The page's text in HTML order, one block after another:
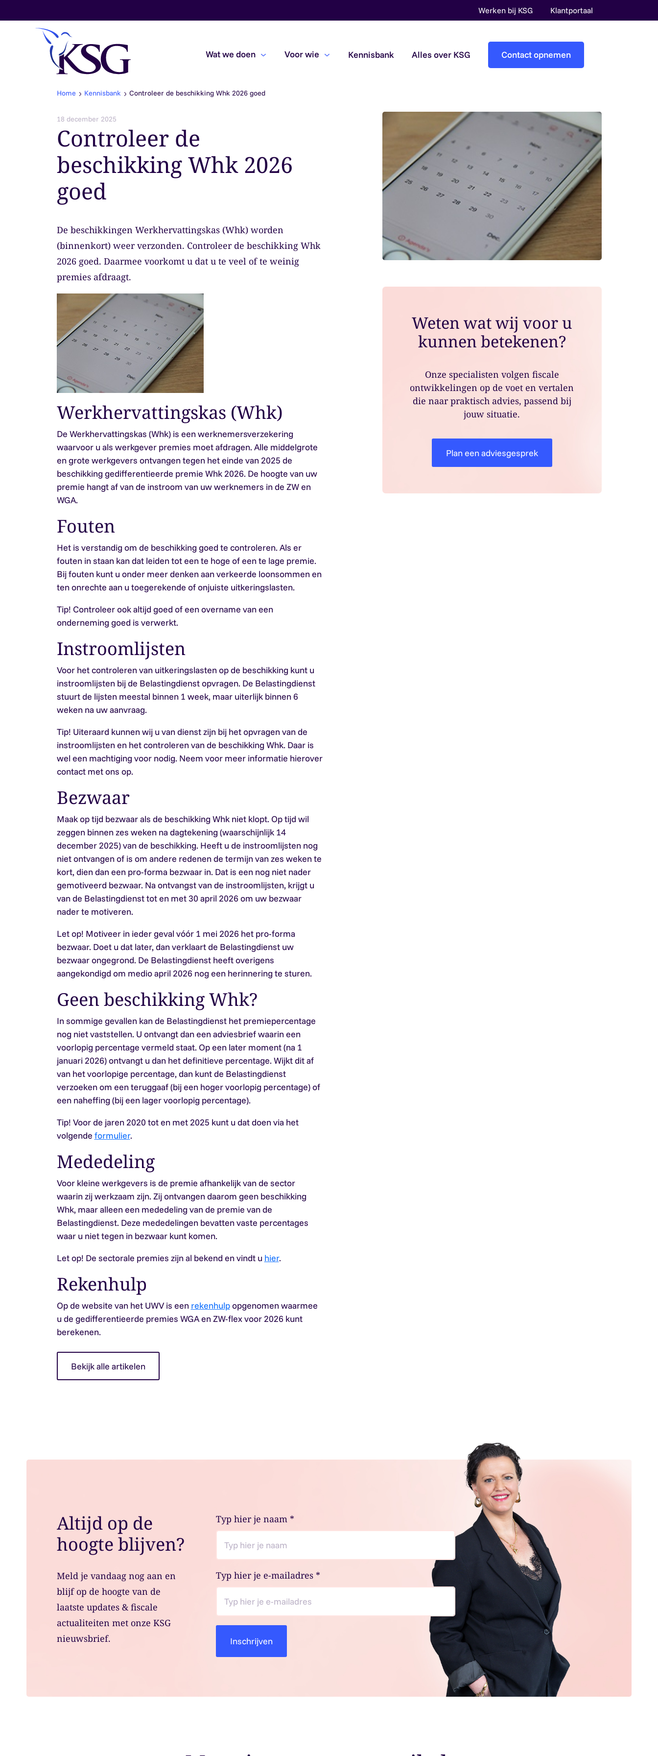
Werken bij KSG Klantportaal
Wat we doen
Belastingadvies
Payroll & Loonadvies
Accountancy & Bedrijfsadvies
Pre-audit services
Overheidsaccountants
Voor wie Kennisbank Alles over KSG Contact opnemen
Home Kennisbank Controleer de beschikking Whk 2026 goed
18 december 2025
Controleer de
beschikking Whk 2026
goed
De beschikkingen Werkhervattingskas (Whk) worden
(binnenkort) weer verzonden. Controleer de beschikking Whk
2026 goed. Daarmee voorkomt u dat u te veel of te weinig
premies afdraagt.
Werkhervattingskas (Whk)
De Werkhervattingskas (Whk) is een werknemersverzekering
waarvoor u als werkgever premies moet afdragen. Alle middelgrote
en grote werkgevers ontvangen tegen het einde van 2025 de
beschikking gedifferentieerde premie Whk 2026. De hoogte van uw
premie hangt af van de instroom van uw werknemers in de ZW en
WGA.
Fouten
Het is verstandig om de beschikking goed te controleren. Als er
fouten in staan kan dat leiden tot een te hoge of een te lage premie.
Bij fouten kunt u onder meer denken aan verkeerde loonsommen en
ten onrechte aan u toegerekende of onjuiste uitkeringslasten.
Tip! Controleer ook altijd goed of een overname van een
onderneming goed is verwerkt.
Instroomlijsten
Voor het controleren van uitkeringslasten op de beschikking kunt u
instroomlijsten bij de Belastingdienst opvragen. De Belastingdienst
stuurt de lijsten meestal binnen 1 week, maar uiterlijk binnen 6
weken na uw aanvraag.
Tip! Uiteraard kunnen wij u van dienst zijn bij het opvragen van de
instroomlijsten en het controleren van de beschikking Whk. Daar is
wel een machtiging voor nodig. Neem voor meer informatie hierover
contact met ons op.
Bezwaar
Maak op tijd bezwaar als de beschikking Whk niet klopt. Op tijd wil
zeggen binnen zes weken na dagtekening (waarschijnlijk 14
december 2025) van de beschikking. Heeft u de instroomlijsten nog
niet ontvangen of is om andere redenen de termijn van zes weken te
kort, dien dan een pro-forma bezwaar in. Dat is een nog niet nader
gemotiveerd bezwaar. Na ontvangst van de instroomlijsten, krijgt u
van de Belastingdienst tot en met 30 april 2026 om uw bezwaar
nader te motiveren.
Let op! Motiveer in ieder geval vóór 1 mei 2026 het pro-forma
bezwaar. Doet u dat later, dan verklaart de Belastingdienst uw
bezwaar ongegrond. De Belastingdienst heeft overigens
aangekondigd om medio april 2026 nog een herinnering te sturen.
Geen beschikking Whk?
In sommige gevallen kan de Belastingdienst het premiepercentage
nog niet vaststellen. U ontvangt dan een adviesbrief waarin een
voorlopig percentage vermeld staat. Op een later moment (na 1
januari 2026) ontvangt u dan het definitieve percentage. Wijkt dit af
van het voorlopige percentage, dan kunt de Belastingdienst
verzoeken om een teruggaaf (bij een hoger voorlopig percentage) of
een naheffing (bij een lager voorlopig percentage).
Tip! Voor de jaren 2020 tot en met 2025 kunt u dat doen via het
volgende formulier.
Mededeling
Voor kleine werkgevers is de premie afhankelijk van de sector
waarin zij werkzaam zijn. Zij ontvangen daarom geen beschikking
Whk, maar alleen een mededeling van de premie van de
Belastingdienst. Deze mededelingen bevatten vaste percentages
waar u niet tegen in bezwaar kunt komen.
Let op! De sectorale premies zijn al bekend en vindt u hier.
Rekenhulp
Op de website van het UWV is een rekenhulpopgenomen waarmee
u de gedifferentieerde premies WGA en ZW-flex voor 2026 kunt
berekenen.
Bekijk alle artikelen
Weten wat wij voor u
kunnen betekenen?
Onze specialisten volgen fiscale
ontwikkelingen op de voet en vertalen
die naar praktisch advies, passend bij
jouw situatie.
Plan een adviesgesprek
Altijd op de
hoogte blijven?
Meld je vandaag nog aan en
blijf op de hoogte van de
laatste updates & fiscale
actualiteiten met onze KSG
nieuwsbrief.
Typ hier je naam *
Typ hier je e-mailadres *